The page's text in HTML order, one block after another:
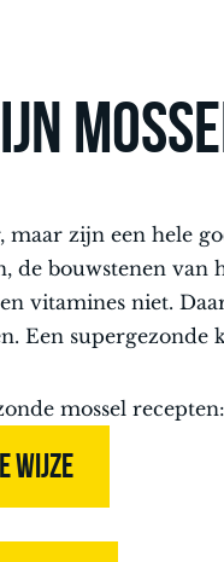
maar zijn een hele
de bouwstenen van
vitamines niet.
Een supergezonde
mossel recepten:
WIJZE